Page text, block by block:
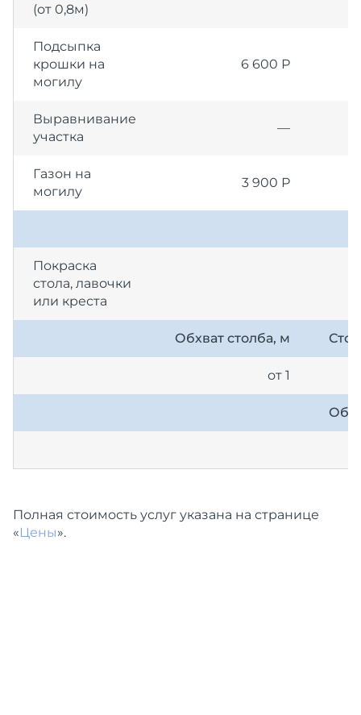
(от 0,8м)
Подсыпка
крошки на
могилу
6 600 Р
Выравнивание
участка
—
Газон на
могилу
3 900 Р
Покраска
стола, лавочки
или креста
Обхват столба, м
от 1
Полная стоимость услуг указана на странице
«Цены».